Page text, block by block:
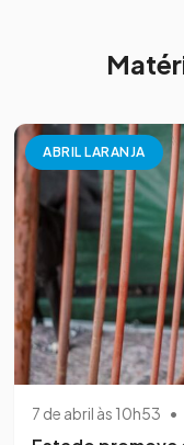
ABRIL LARANJA
7 de abril às 10h53 •